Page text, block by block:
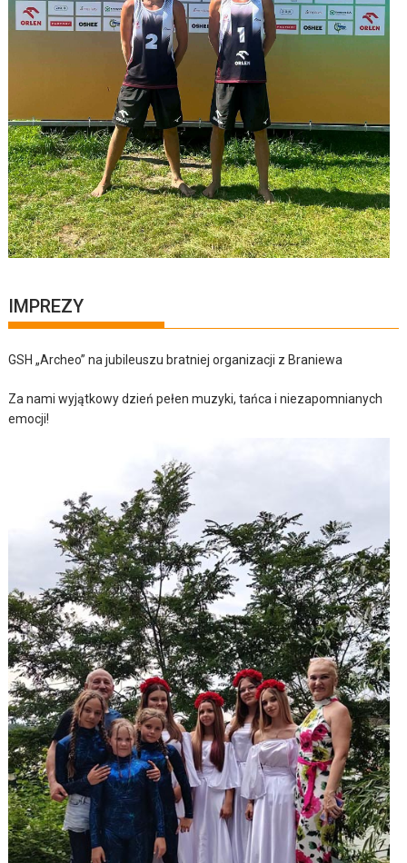
IMPREZY
GSH „Archeo” na jubileuszu bratniej organizacji z Braniewa
Za nami wyjątkowy dzień pełen muzyki, tańca i niezapomnianych
emocji!